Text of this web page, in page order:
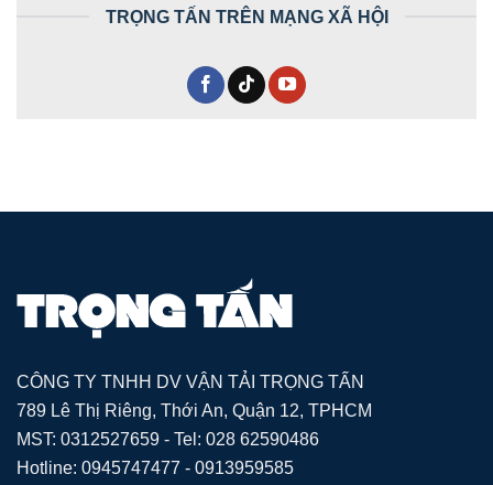
TRỌNG TẤN TRÊN MẠNG XÃ HỘI
CÔNG TY TNHH DV VẬN TẢI TRỌNG TẤN
789 Lê Thị Riêng, Thới An, Quận 12, TPHCM
MST: 0312527659 - Tel: 028 62590486
Hotline: 0945747477 - 0913959585